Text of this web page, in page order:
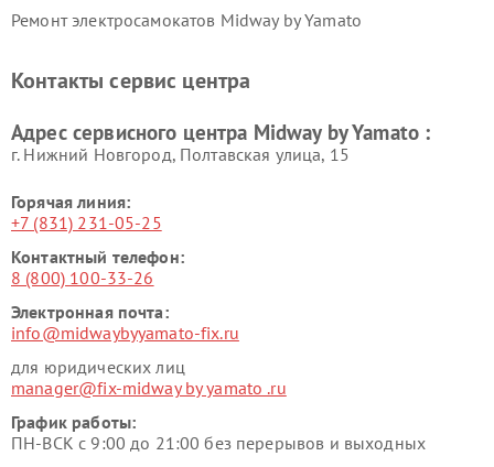
Ремонт электросамокатов Midway by Yamato
Контакты сервис центра
Адрес сервисного центра Midway by Yamato :
г. Нижний Новгород, Полтавская улица, 15
Горячая линия:
+7 (831) 231-05-25
Контактный телефон:
8 (800) 100-33-26
Электронная почта:
info@midwaybyyamato-fix.ru
для юридических лиц
manager@fix-midway by yamato .ru
График работы:
ПН-ВСК с 9:00 до 21:00 без перерывов и выходных